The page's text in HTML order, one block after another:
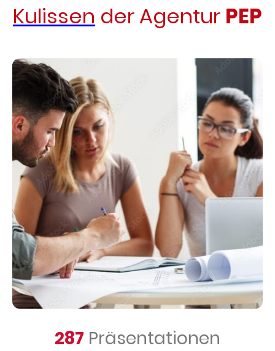
Kulissen der Agentur PEP
287 Präsentationen